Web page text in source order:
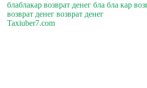
блаблакар возврат денег бла бла кар
возврат денег возврат денег
Taxiuber7.com